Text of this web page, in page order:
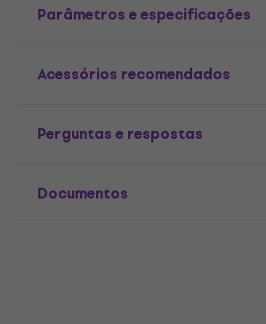
Parâmetros e especificações
Acessórios recomendados
Perguntas e respostas
Documentos